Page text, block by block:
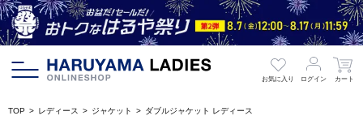
お気に入り ログイン カート
TOP レディース ジャケット ダブルジャケット レディース